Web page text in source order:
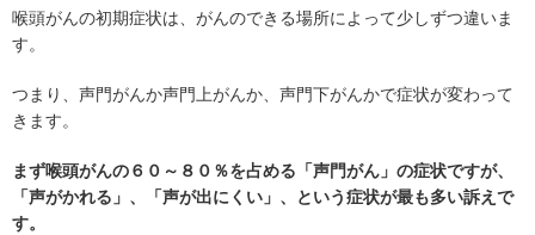
喉頭がんの初期症状は、がんのできる場所によって少しずつ違いま
す。
つまり、声門がんか声門上がんか、声門下がんかで症状が変わって
きます。
まず喉頭がんの６０～８０％を占める「声門がん」の症状ですが、
「声がかれる」、「声が出にくい」、という症状が最も多い訴えで
す。